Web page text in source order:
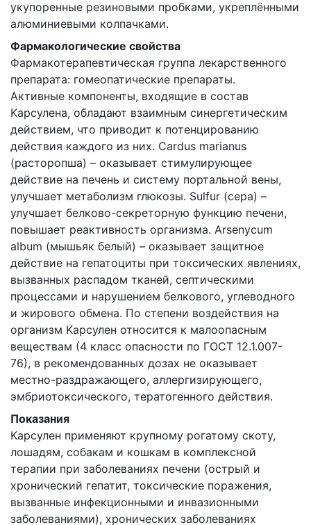
укупоренные резиновыми пробками, укреплёнными
алюминиевыми колпачками.
Фармакологические свойства
Фармакотерапевтическая группа лекарственного
препарата: гомеопатические препараты.
Активные компоненты, входящие в состав
Kaрсулена, обладают взаимным синергетическим
действием, что приводит к потенцированию
действия каждого из них. Cardus marianus
(расторопша) – оказывает стимулирующее
действие на печень и систему портальной вены,
улучшает метаболизм глюкозы. Sulfur (сера) –
улучшает белково-секреторную функцию печени,
повышает реактивность организма. Arsenycum
album (мышьяк белый) – оказывает защитное
действие на гепатоциты при токсических явлениях,
вызванных распадом тканей, септическими
процессами и нарушением белкового, углеводного
и жирового обмена. По степени воздействия на
организм Kaрсулен относится к малоопасным
веществам (4 класс опасности по ГОСТ 12.1.007-
76), в рекомендованных дозах не оказывает
местно-раздражающего, аллергизирующего,
эмбриотоксического, тератогенного действия.
Показания
Kaрсулен применяют крупному рогатому скоту,
лошадям, собакам и кошкам в комплексной
терапии при заболеваниях печени (острый и
хронический гепатит, токсические поражения,
вызванные инфекционными и инвазионными
заболеваниями), хронических заболеваниях